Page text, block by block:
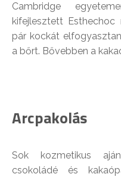
Cambridge
kifejlesztett
pár kockát
a bőrt. Bővebben a
Arcpakolás
Sok kozmetikus
csokoládé és